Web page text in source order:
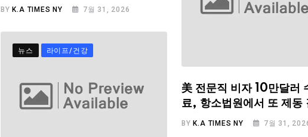
BY K.A TIMES NY 7월 31, 2026
美 전문직 비자 10만달러
료, 항소법원에서 또 제동
BYK.A TIMES NY 7월 31,
뉴스 라이프/건강